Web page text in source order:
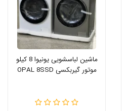
ماشین لباسشویی یونیوا 8 کیلو
موتور گیربکسی OPAL 8SSD